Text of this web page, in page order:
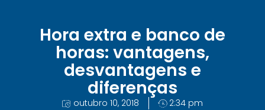
Hora extra e banco de
horas: vantagens,
desvantagens e
diferenças
outubro 10, 2018 2:34 pm